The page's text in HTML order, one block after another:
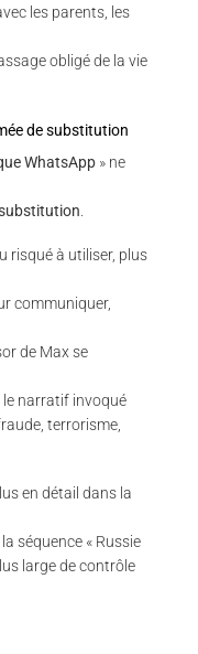
les parents, les
obligé de la vie
de substitution
WhatsApp » ne
risqué à utiliser, plus
communiquer,
de Max se
le narratif invoqué
terrorisme,
en détail dans la
séquence « Russie
large de contrôle